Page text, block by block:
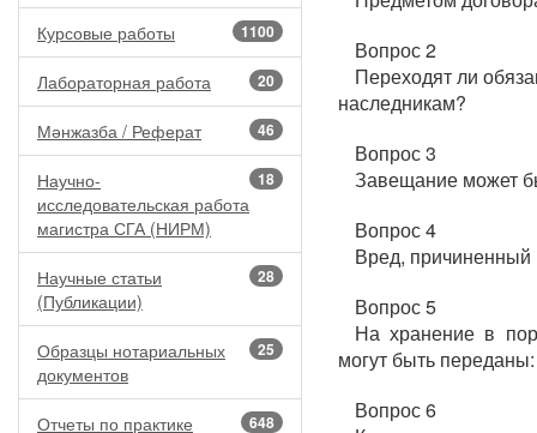
1100
Курсовые работы
20
Лабораторная работа
46
Мәнжазба / Реферат
18
Научно-
исследовательская работа
магистра СГА (НИРМ)
28
Научные статьи
(Публикации)
25
Образцы нотариальных
документов
648
Отчеты по практике
Вопрос 2
Переходят ли
наследникам?
Вопрос 3
Завещание может
Вопрос 4
Вред, причиненный
Вопрос 5
На хранение в
могут быть переданы:
Вопрос 6